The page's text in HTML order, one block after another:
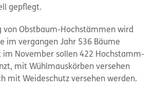
gepflegt.
von Obstbaum-Hochstämmen wird
im vergangen Jahr 536 Bäume
November sollen 422 Hochstamm-
mit Wühlmauskörben versehen
mit Weideschutz versehen werden.